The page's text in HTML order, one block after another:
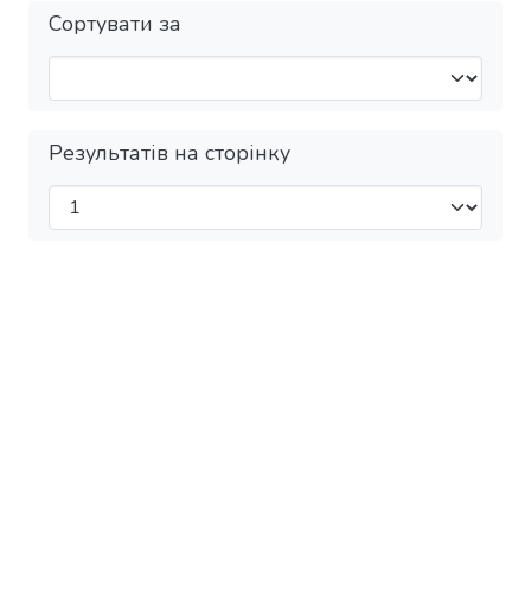
Сортувати за
Результатів на сторінку